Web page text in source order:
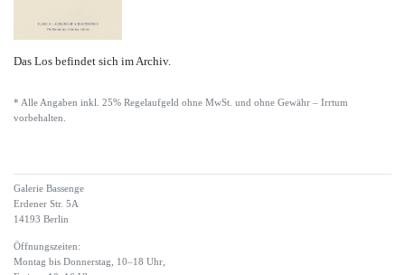
Das Los befindet sich im Archiv.
* Alle Angaben inkl. 25% Regelaufgeld ohne MwSt. und ohne Gewähr – Irrtum
vorbehalten.
Galerie Bassenge
Erdener Str. 5A
14193 Berlin
Öffnungszeiten:
Montag bis Donnerstag, 10–18 Uhr,